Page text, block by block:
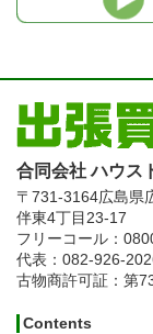
合同会社 ハウス
〒731-3164広島県
伴東4丁目23-17
フリーコール：
代表：082-926-
古物商許可証：第
Contents